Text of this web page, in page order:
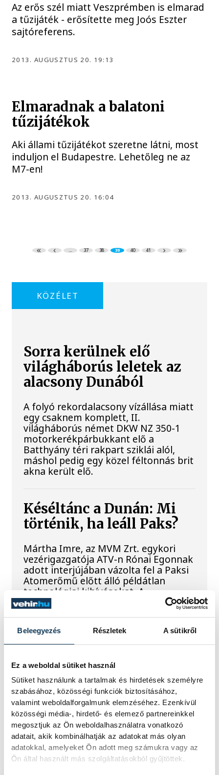
Beleegyezés Részletek A sütikről
Ez a weboldal sütiket használ
Sütiket használunk a tartalmak és hirdetések személyre
szabásához, közösségi funkciók biztosításához,
valamint weboldalforgalmunk elemzéséhez. Ezenkívül
közösségi média-, hirdető- és elemező partnereinkkel
megosztjuk az Ön weboldalhasználatra vonatkozó
adatait, akik kombinálhatják az adatokat más olyan
adatokkal, amelyeket Ön adott meg számukra vagy az
Ön által használt más szolgáltatásokból gyűjtöttek.
Az erős szél miatt Veszprémben is elmarad
a tűzijáték - erősítette meg Joós Eszter
sajtóreferens.
2013. AUGUSZTUS 20. 19:13
Elmaradnak a balatoni
tűzijátékok
Aki állami tűzijátékot szeretne látni, most
induljon el Budapestre. Lehetőleg ne az
M7-en!
2013. AUGUSZTUS 20. 16:04
... 37 38 39 40 41
KÖZÉLET
Sorra kerülnek elő
világháborús leletek az
alacsony Dunából
A folyó rekordalacsony vízállása miatt
egy csaknem komplett, II.
világháborús német DKW NZ 350-1
motorkerékpárbukkant elő a
Batthyány téri rakpart sziklái alól,
máshol pedig egy közel féltonnás brit
akna került elő.
Késéltánc a Dunán: Mi
történik, ha leáll Paks?
Mártha Imre, az MVM Zrt. egykori
vezérigazgatója ATV-n Rónai Egonnak
adott interjújában vázolta fel a Paksi
Atomerőmű előtt álló példátlan
technológiai kihívásokat. A
szakember, aki korábban éveken át
felelt a hazai energetikai
működéséért, arra figyelmeztet: az
erőmű olyan üzemállapotban van,
A Tisza-frakció
kezdeményezte, hogy
jövő kedden legyen az
államfőválasztás
A Tisza-frakció kezdeményezte, hogy